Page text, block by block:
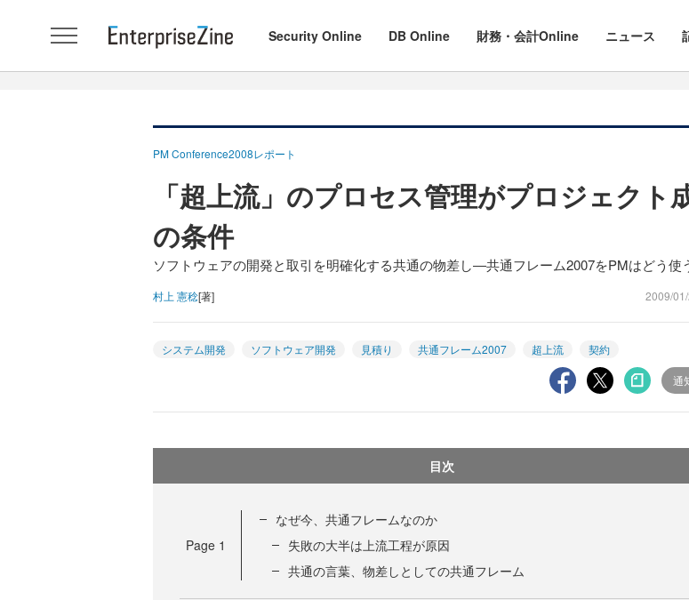
Security Online DB Online 財務・会計Online ニュース
PM Conference2008レポート
「超上流」のプロセス管理がプロジェクト
の条件
ソフトウェアの開発と取引を明確化する共通の物差し―共通フレーム2007をPMはどう使
村上 憲稔[著] 2009/
システム開発 ソフトウェア開発 見積り 共通フレーム2007 超上流 契約
通
目次
Page 1
なぜ今、共通フレームなのか
失敗の大半は上流工程が原因
共通の言葉、物差しとしての共通フレーム